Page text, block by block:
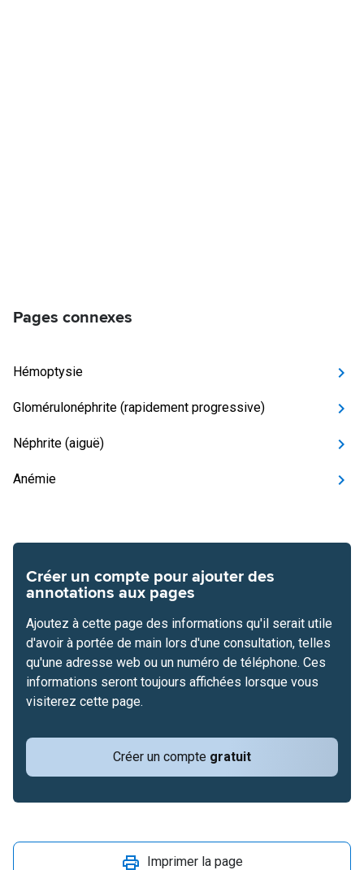
Pages connexes
Hémoptysie
Glomérulonéphrite (rapidement progressive)
Néphrite (aiguë)
Anémie
Créer un compte pour ajouter des
annotations aux pages
Créer un compte gratuit
Ajoutez à cette page des informations qu'il serait utile
d'avoir à portée de main lors d'une consultation, telles
qu'une adresse web ou un numéro de téléphone. Ces
informations seront toujours affichées lorsque vous
visiterez cette page.
Imprimer la page